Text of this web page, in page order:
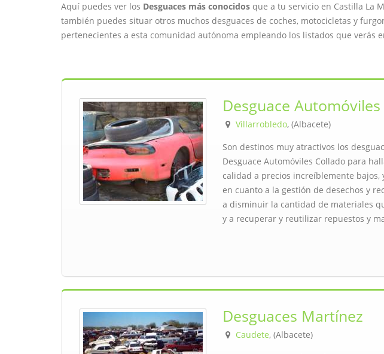
Aquí puedes ver los Desguaces más conocidos que a tu servicio en Castilla La
también puedes situar otros muchos desguaces de coches, motocicletas y
pertenecientes a esta comunidad autónoma empleando los listados que verás
Desguace
Villarrobledo, (Albacete)
Son destinos muy atractivos los
Desguace Automóviles Collado para
calidad a precios increíblemente bajos,
en cuanto a la gestión de desechos y
a disminuir la cantidad de materiales
y a recuperar y reutilizar repuestos y
Desguaces Martínez
Caudete, (Albacete)